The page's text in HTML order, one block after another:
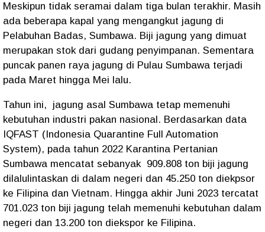
Meskipun tidak seramai dalam tiga bulan terakhir. Masih
ada beberapa kapal yang mengangkut jagung di
Pelabuhan Badas, Sumbawa. Biji jagung yang dimuat
merupakan stok dari gudang penyimpanan. Sementara
puncak panen raya jagung di Pulau Sumbawa terjadi
pada Maret hingga Mei lalu.
Tahun ini, jagung asal Sumbawa tetap memenuhi
kebutuhan industri pakan nasional. Berdasarkan data
IQFAST (Indonesia Quarantine Full Automation
System), pada tahun 2022 Karantina Pertanian
Sumbawa mencatat sebanyak 909.808 ton biji jagung
dilalulintaskan di dalam negeri dan 45.250 ton diekpsor
ke Filipina dan Vietnam. Hingga akhir Juni 2023 tercatat
701.023 ton biji jagung telah memenuhi kebutuhan dalam
negeri dan 13.200 ton diekspor ke Filipina.